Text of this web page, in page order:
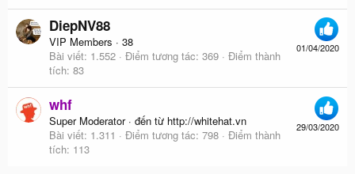
01/04/2020
DiepNV88
VIP Members · 38
Bài viết 1.552 Điểm tương tác 369
Điểm thành
tích 83
29/03/2020
whf
Super Moderator · đến từ http://whitehat.vn
Bài viết 1.311 Điểm tương tác 798
Điểm thành
tích 113